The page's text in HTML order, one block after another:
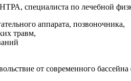
специалиста по лечебной
аппарата, позвоночника,
травм,
от современного бассейна